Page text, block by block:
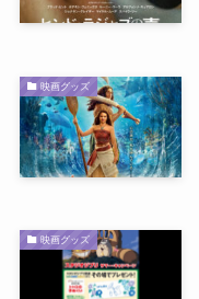
映画グッズ
映画グッズ